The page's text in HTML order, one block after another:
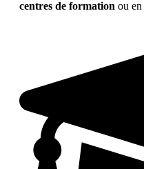
centres de formation ou en